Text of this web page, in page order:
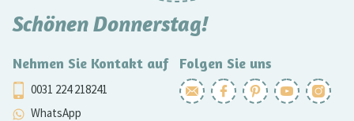
Schönen Donnerstag!
Nehmen Sie Kontakt auf
0031 224 218241
WhatsApp
Folgen Sie uns